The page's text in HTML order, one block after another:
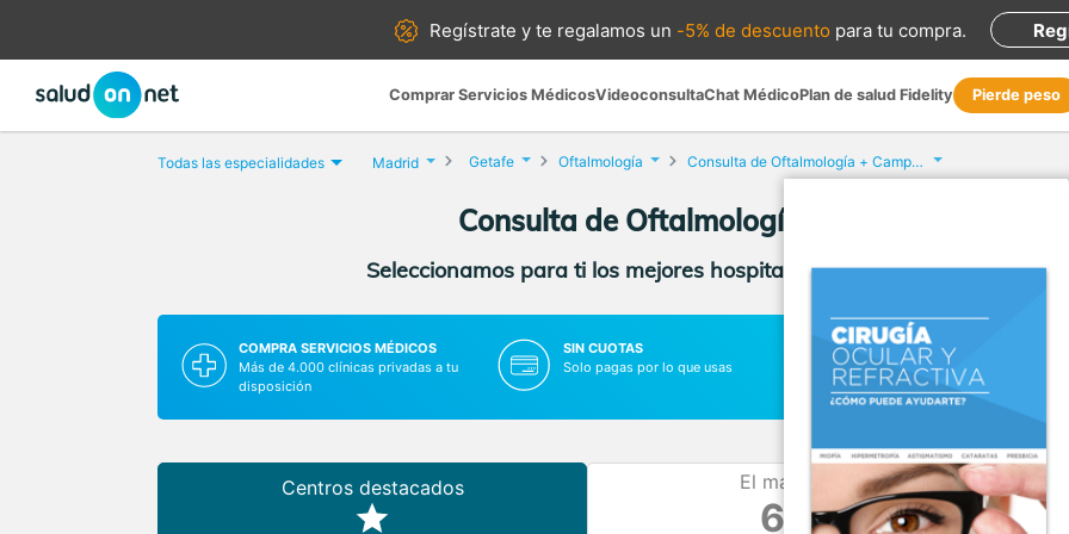
Regístrate yte regalamos un -5% de descuento para tu compra.
Comprar Servicios MédicosVideoconsultaChat MédicoPlan de salud Fidelity Pierde peso
Todas las especialidades Madrid Getafe Oftalmología Consulta de Oftalmología + Campimetría
Consulta de Oftalmología + Campimetría en
Seleccionamos para ti los mejores hospitales, clínicas y médicos con
COMPRA SERVICIOS MÉDICOS
Más de 4.000 clínicas privadas a tu
disposición
SIN CUOTAS
Solo pagas por lo que usas
SIN LISTAS DE ESPERA
Vas al médico cuando lo
Centros destacados El más barato
65 €